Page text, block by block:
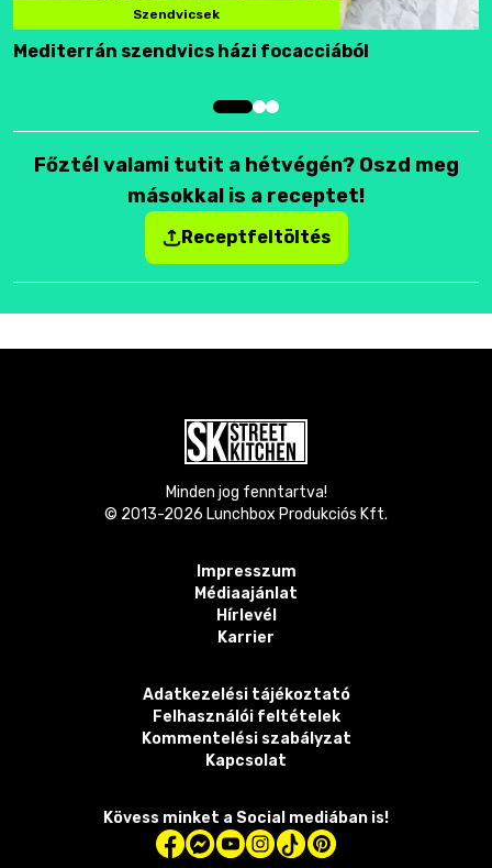
Szendvicsek
Mediterrán szendvics házi focacciából
Főztél valami tutit a hétvégén? Oszd meg
másokkal is a receptet!
Receptfeltöltés
Minden jog fenntartva!
© 2013-2026 Lunchbox Produkciós Kft.
Impresszum
Médiaajánlat
Hírlevél
Karrier
Adatkezelési tájékoztató
Felhasználói feltételek
Kommentelési szabályzat
Kapcsolat
Kövess minket a Social mediában is!